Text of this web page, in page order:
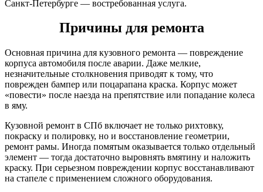
Санкт-Петербурге — востребованная услуга.
Причины для ремонта
Основная причина для кузовного ремонта — повреждение
корпуса автомобиля после аварии. Даже мелкие,
незначительные столкновения приводят к тому, что
поврежден бампер или поцарапана краска. Корпус может
«повести» после наезда на препятствие или попадание колеса
в яму.
Кузовной ремонт в СПб включает не только рихтовку,
покраску и полировку, но и восстановление геометрии,
ремонт рамы. Иногда помятым оказывается только отдельный
элемент — тогда достаточно выровнять вмятину и наложить
краску. При серьезном повреждении корпус восстанавливают
на стапеле с применением сложного оборудования.